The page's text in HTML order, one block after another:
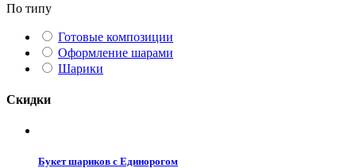
По типу
Готовые композиции
Оформление шарами
Шарики
Скидки
Букет шариков с Единорогом